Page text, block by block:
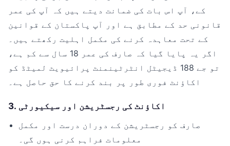
کے، آپ اس بات کی ضمانت دیتے ہیں کہ آپ کی عمر
قانونی حد کے مطابق ہے اور آپ پاکستان کے قوانین
کے تحت معاہدہ کرنے کی مکمل اہلیت رکھتے ہیں۔
اگر یہ پایا گیا کہ صارف کی عمر 18 سال سے کم ہے،
تو جے 188 ڈیجیٹل انٹرٹینمنٹ پرائیویٹ لمیٹڈ کو
اکاؤنٹ فوری طور پر بند کرنے کا حق حاصل ہے۔
3. اکاؤنٹ کی رجسٹریشن اور سیکیورٹی
صارف کو رجسٹریشن کے دوران درست اور مکمل
معلومات فراہم کرنی ہوں گی۔